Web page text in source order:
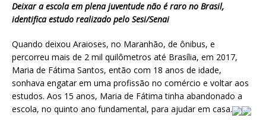
Deixar a escola em plena juventude não é raro no Brasil,
identifica estudo realizado pelo Sesi/Senai
Quando deixou Araioses, no Maranhão, de ônibus, e
percorreu mais de 2 mil quilômetros até Brasília, em 2017,
Maria de Fátima Santos, então com 18 anos de idade,
sonhava engatar em uma profissão no comércio e voltar aos
estudos. Aos 15 anos, Maria de Fátima tinha abandonado a
escola, no quinto ano fundamental, para ajudar em casa.